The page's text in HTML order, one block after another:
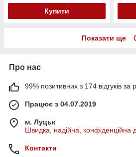
Купити
Показати ще
Про нас
99% позитивних з 174 відгуків за
Працює з 04.07.2019
м. Луцьк
Швидка, надійна, конфіденційна
Контакти